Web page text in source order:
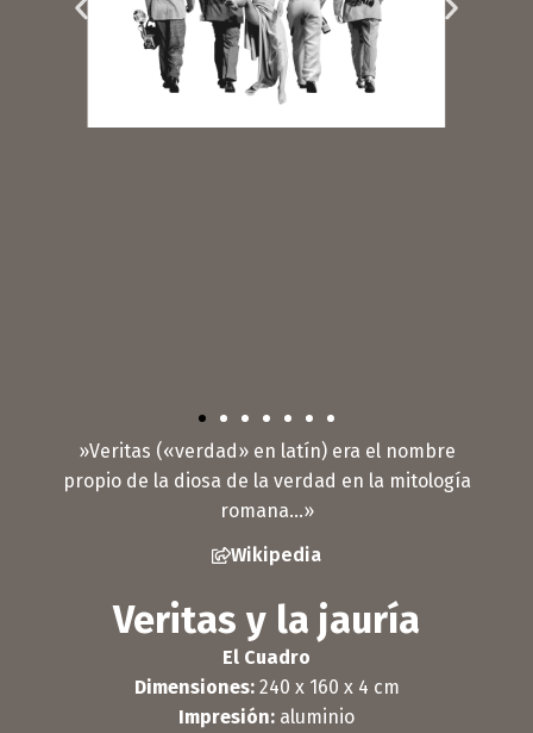
»Veritas («verdad» en latín) era el nombre
propio de la diosa de la verdad en la mitología
romana…»
Wikipedia
Veritas y la jauría
El Cuadro
Dimensiones:240 x 160 x 4 cm
Impresión: aluminio